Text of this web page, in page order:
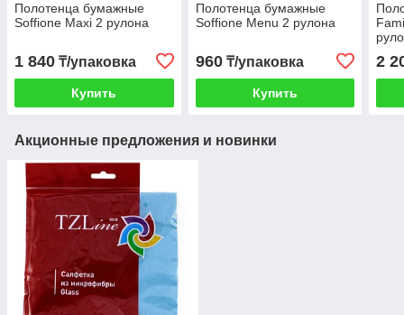
Полотенца бумажные
Soffione Maxi 2 рулона
1 840 ₸/упаковка
Купить
Полотенца бумажные
Soffione Menu 2 рулона
960₸/упаковка
Купить
2
Акционные предложения и новинки